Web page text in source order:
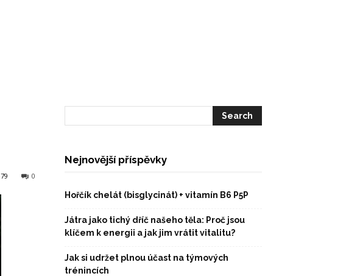
0
79
Nejnovější příspěvky
Hořčík chelát (bisglycinát) + vitamín B6 P5P
Játra jako tichý dříč našeho těla: Proč jsou
klíčem k energii a jak jim vrátit vitalitu?
Jak si udržet plnou účast na týmových
trénincích